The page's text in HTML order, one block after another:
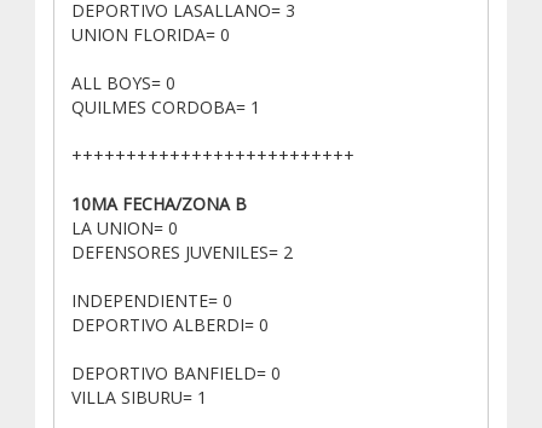
DEPORTIVO LASALLANO= 3
UNION FLORIDA= 0
ALL BOYS= 0
QUILMES CORDOBA= 1
++++++++++++++++++++++++++
10MA FECHA/ZONA B
LA UNION= 0
DEFENSORES JUVENILES= 2
INDEPENDIENTE= 0
DEPORTIVO ALBERDI= 0
DEPORTIVO BANFIELD= 0
VILLA SIBURU= 1